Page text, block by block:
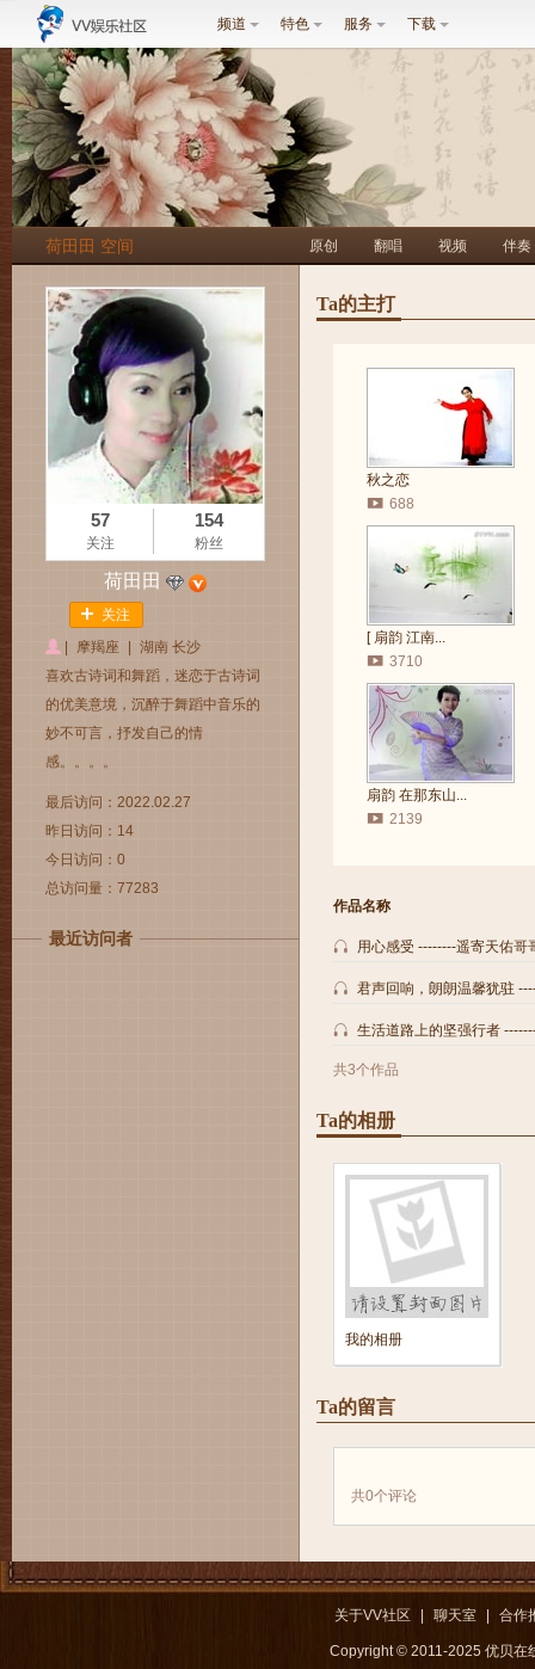
频道 特色 服务 下载
荷田田 空间 原创 翻唱 视频 伴奏
57
关注
154
粉丝
荷田田
关注
摩羯座
湖南 长沙
喜欢古诗词和舞蹈，迷恋于古诗词
的优美意境，沉醉于舞蹈中音乐的
妙不可言，抒发自己的情
感。。。。
最后访问：2022.02.27
昨日访问：14
今日访问：0
总访问量：77283
最近访问者
Ta的主打
秋之恋
688
[ 扇韵 江南...
3710
扇韵 在那东山...
2139
作品名称
用心感受 --------遥寄天佑哥
君声回响，朗朗温馨犹驻
生活道路上的坚强行者
共3个作品
Ta的相册
我的相册
Ta的留言
共0个评论
关于VV社区 聊天室 合作
Copyright © 2011-2025 优贝在